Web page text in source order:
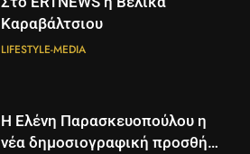
Καραβάλτσιου
LIFESTYLE-MEDIA
Η Ελένη Παρασκευοπούλου η
νέα δημοσιογραφική προσθήκη